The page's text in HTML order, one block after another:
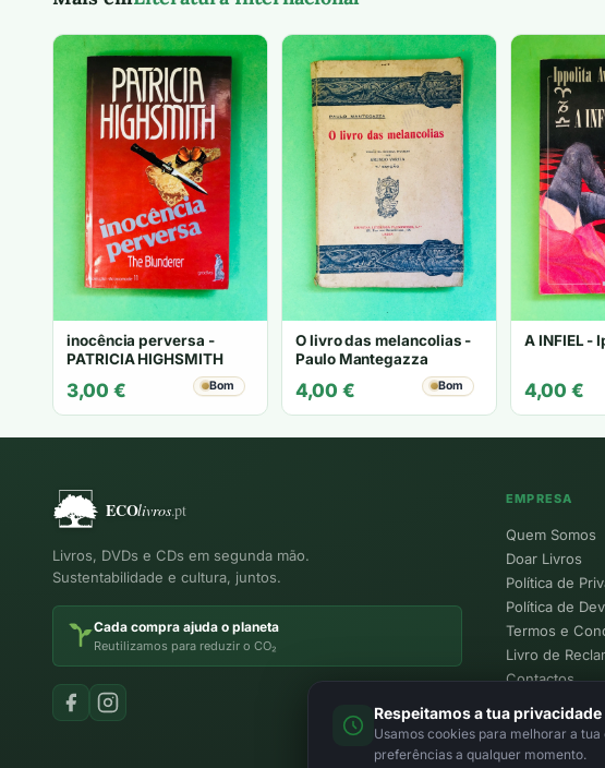
inocência perversa -
PATRICIA HIGHSMITH
3,00 € Bom
O livro das melancolias -
Paulo Mantegazza
4,00 € Bom
A INFIEL -
4,00 €
Livros, DVDs e CDs em segunda mão.
Sustentabilidade e cultura, juntos.
Cada compra ajuda o planeta
Reutilizamos para reduzir o CO₂
EMPRESA
Quem Somos
Doar Livros
Política de
Política de
Termos e
Livro de
Contactos
Respeitamos a tua privacidade
Usamos cookies para melhorar a
preferências a qualquer momento.